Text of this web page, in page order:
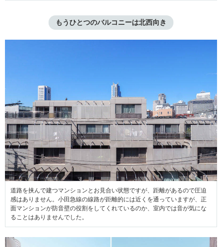
もうひとつのバルコニーは北西向き
道路を挟んで建つマンションとお見合い状態ですが、距離があるので圧迫
感はありません。小田急線の線路が距離的には近くを通っていますが、正
面マンションが防音壁の役割をしてくれているのか、室内では音が気にな
ることはありませんでした。